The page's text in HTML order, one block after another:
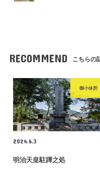
RECOMMEND こちらの
御小休所
2024.6.3
明治天皇駐蹕之処